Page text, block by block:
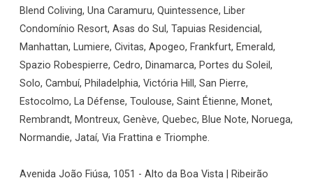
Blend Coliving, Una Caramuru, Quintessence, Liber
Condomínio Resort, Asas do Sul, Tapuias Residencial,
Manhattan, Lumiere, Civitas, Apogeo, Frankfurt, Emerald,
Spazio Robespierre, Cedro, Dinamarca, Portes du Soleil,
Solo, Cambuí, Philadelphia, Victória Hill, San Pierre,
Estocolmo, La Défense, Toulouse, Saint Étienne, Monet,
Rembrandt, Montreux, Genève, Quebec, Blue Note, Noruega,
Normandie, Jataí, Via Frattina e Triomphe.
Avenida João Fiúsa, 1051 - Alto da Boa Vista | Ribeirão